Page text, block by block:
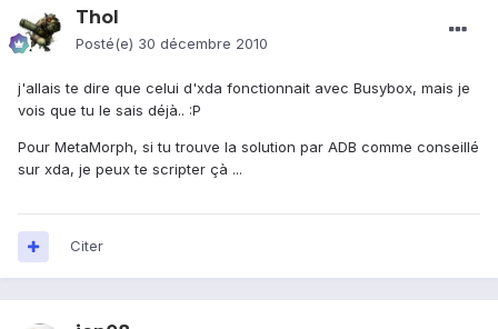
Thol
Posté(e) 30 décembre 2010
j'allais te dire que celui d'xda fonctionnait avec Busybox, mais je
vois que tu le sais déjà.. :P
Pour MetaMorph, si tu trouve la solution par ADB comme conseillé
sur xda, je peux te scripter çà ...
Citer